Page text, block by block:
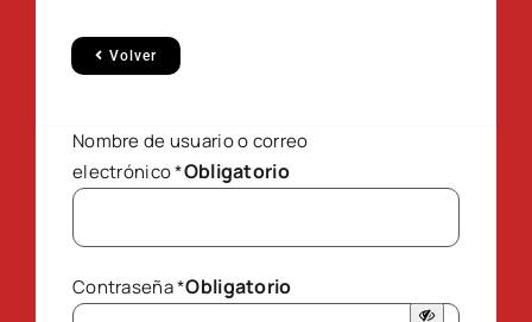
Volver
Nombre de usuario o correo
electrónico*Obligatorio
Contraseña*Obligatorio